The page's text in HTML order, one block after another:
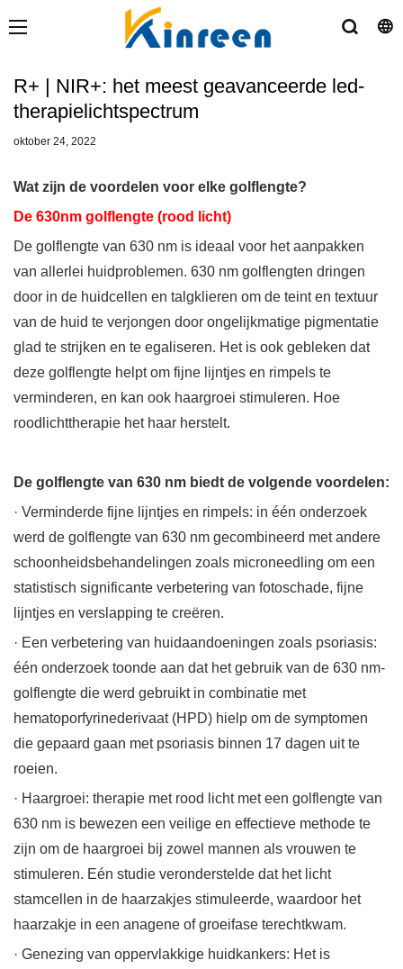
R+ | NIR+: het meest geavanceerde led-
therapielichtspectrum
oktober 24, 2022
Wat zijn de voordelen voor elke golflengte?
De 630nm golflengte (rood licht)
De golflengte van 630 nm is ideaal voor het aanpakken
van allerlei huidproblemen. 630 nm golflengten dringen
door in de huidcellen en talgklieren om de teint en textuur
van de huid te verjongen door ongelijkmatige pigmentatie
glad te strijken en te egaliseren. Het is ook gebleken dat
deze golflengte helpt om fijne lijntjes en rimpels te
verminderen, en kan ook haargroei stimuleren. Hoe
roodlichttherapie het haar herstelt.
De golflengte van 630 nm biedt de volgende voordelen:
· Verminderde fijne lijntjes en rimpels: in één onderzoek
werd de golflengte van 630 nm gecombineerd met andere
schoonheidsbehandelingen zoals microneedling om een ​​
statistisch significante verbetering van fotoschade, fijne
lijntjes en verslapping te creëren.
· Een verbetering van huidaandoeningen zoals psoriasis:
één onderzoek toonde aan dat het gebruik van de 630 nm-
golflengte die werd gebruikt in combinatie met
hematoporfyrinederivaat (HPD) hielp om de symptomen
die gepaard gaan met psoriasis binnen 17 dagen uit te
roeien.
· Haargroei: therapie met rood licht met een golflengte van
630 nm is bewezen een veilige en effectieve methode te
zijn om de haargroei bij zowel mannen als vrouwen te
stimuleren. Eén studie veronderstelde dat het licht
stamcellen in de haarzakjes stimuleerde, waardoor het
haarzakje in een anagene of groeifase terechtkwam.
· Genezing van oppervlakkige huidkankers: Het is